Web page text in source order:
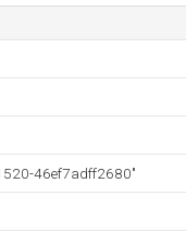
46ef7adff2680"